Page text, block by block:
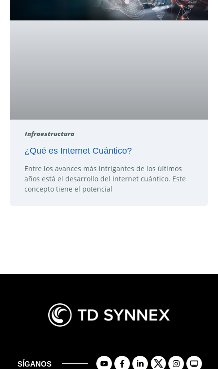
Infraestructura
¿Qué es Internet Cuántico?
Entre los avances más intrigantes de los últimos
años está el desarrollo del Internet cuántico. Este
concepto tiene el potencial
SÍGANOS